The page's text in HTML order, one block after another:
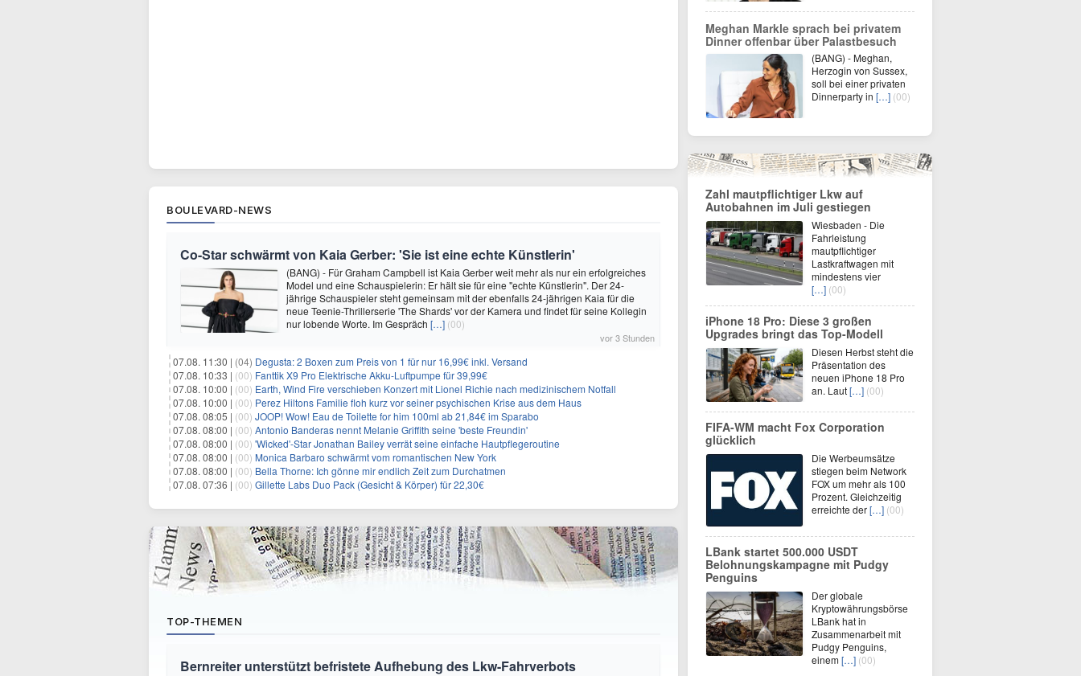
BOULEVARD-NEWS
Co-Star schwärmt von Kaia Gerber: 'Sie ist eine echte Künstlerin'
(BANG) - Für Graham Campbell ist Kaia Gerber weit mehr als nur ein erfolgreiches
Model und eine Schauspielerin: Er hält sie für eine "echte Künstlerin". Der 24-
jährige Schauspieler steht gemeinsam mit der ebenfalls 24-jährigen Kaia für die
neue Teenie-Thrillerserie 'The Shards' vor der Kamera und findet für seine Kollegin
nur lobende Worte. Im Gespräch […] (00)
vor 3 Stunden
07.08. 11:30 | (04) Degusta: 2 Boxen zum Preis von 1 für nur 16,99€ inkl. Versand
07.08. 10:33 | (00) Fanttik X9 Pro Elektrische Akku-Luftpumpe für 39,99€
07.08. 10:00 | (00) Earth, Wind Fire verschieben Konzert mit Lionel Richie nach medizinischem Notfall
07.08. 10:00 | (00) Perez Hiltons Familie floh kurz vor seiner psychischen Krise aus dem Haus
07.08. 08:05 | (00) JOOP! Wow! Eau de Toilette for him 100ml ab 21,84€ im Sparabo
07.08. 08:00 | (00) Antonio Banderas nennt Melanie Griffith seine 'beste Freundin'
07.08. 08:00 | (00) 'Wicked'-Star Jonathan Bailey verrät seine einfache Hautpflegeroutine
07.08. 08:00 | (00) Monica Barbaro schwärmt vom romantischen New York
07.08. 08:00 | (00) Bella Thorne: Ich gönne mir endlich Zeit zum Durchatmen
07.08. 07:36 | (00) Gillette Labs Duo Pack (Gesicht & Körper) für 22,30€
TOP-THEMEN
Bernreiter unterstützt befristete Aufhebung des Lkw-Fahrverbots
Meghan Markle sprach bei privatem
Dinner offenbar über Palastbesuch
(BANG) - Meghan,
Herzogin von Sussex,
soll bei einer privaten
Dinnerparty in […] (00)
Zahl mautpflichtiger Lkw auf
Autobahnen im Juli gestiegen
Wiesbaden - Die
Fahrleistung
mautpflichtiger
Lastkraftwagen mit
mindestens vier
[…] (00)
iPhone 18 Pro: Diese 3 großen
Upgrades bringt das Top-Modell
Diesen Herbst steht die
Präsentation des
neuen iPhone 18 Pro
an. Laut[…] (00)
FIFA-WM macht Fox Corporation
glücklich
Die Werbeumsätze
stiegen beim Network
FOX um mehr als 100
Prozent. Gleichzeitig
erreichte der[…] (00)
LBank startet 500.000 USDT
Belohnungskampagne mit Pudgy
Penguins
Der globale
Kryptowährungsbörse
LBank hat in
Zusammenarbeit mit
Pudgy Penguins,
einem[…] (00)